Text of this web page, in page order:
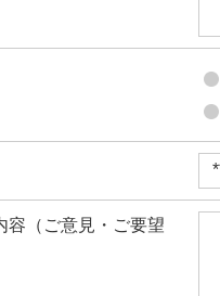
容（ご意見・ご要望